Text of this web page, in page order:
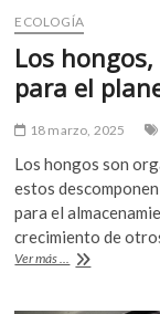
ECOLOGÍA
Los
para el
18 marzo, 2025
Los hongos son
estos
para el
crecimiento de
Ver más ...
Los